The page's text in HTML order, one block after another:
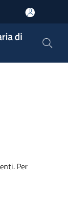
di
Per